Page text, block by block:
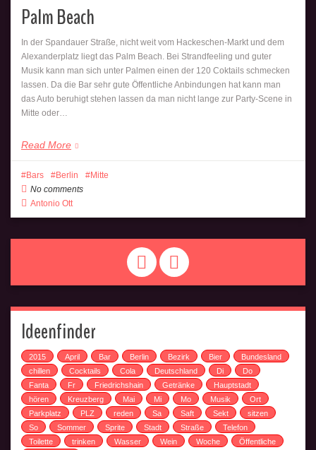
Palm Beach
In der Spandauer Straße, nicht weit vom Hackeschen-Markt und dem
Alexanderplatz liegt das Palm Beach. Bei Strandfeeling und guter
Musik kann man sich unter Palmen einen der 120 Coktails schmecken
lassen. Da die Bar sehr gute Öffentliche Anbindungen hat kann man
das Auto beruhigt stehen lassen da man nicht lange zur Party-Scene in
Mitte oder…
Read More
Bars Berlin
Mitte
No comments
Antonio Ott
Ideenfinder
2015 April Bar Berlin Bezirk Bier
Bundesland
chillen
Cocktails Cola Deutschland Di
Do
Fanta
Fr Friedrichshain Getränke
Hauptstadt
hören
Kreuzberg Mai Mi Mo Musik
Ort
Parkplatz
PLZ reden Sa Saft Sekt
sitzen
So
Sommer Sprite Stadt Straße
Telefon
Toilette
trinken Wasser Wein Woche
Öffentliche